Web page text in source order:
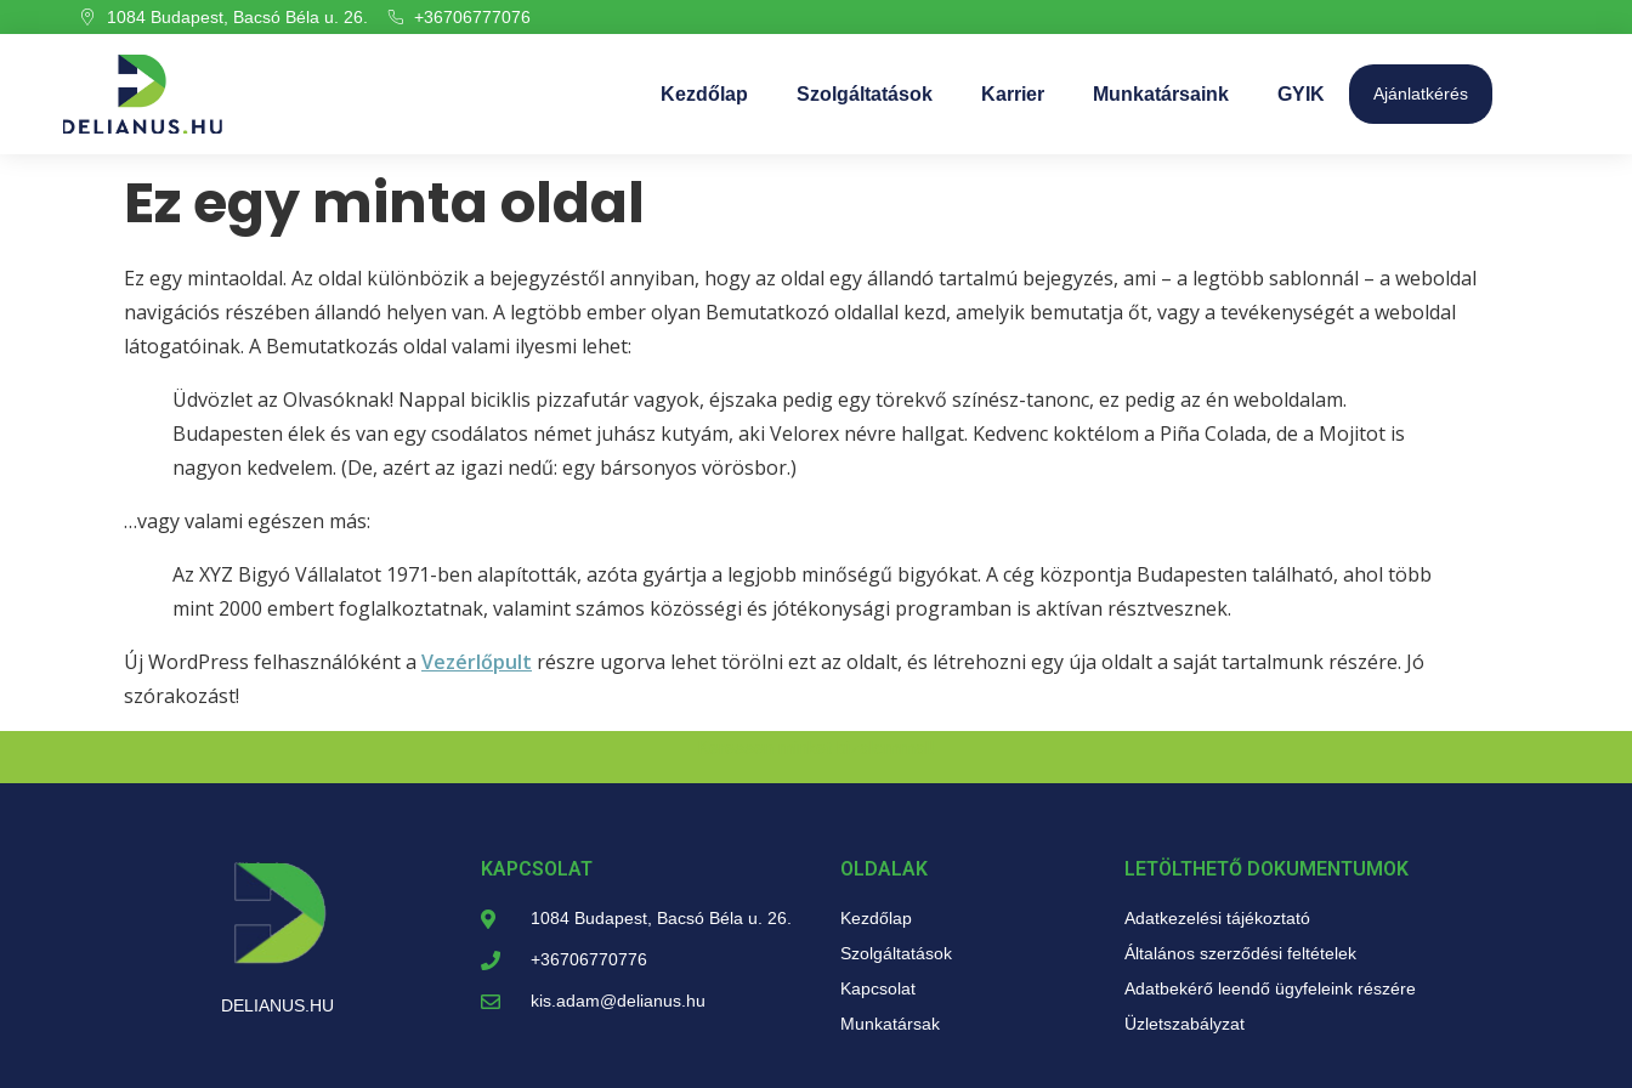
1084 Budapest, Bacsó Béla u. 26. +36706777076
Kezdőlap Szolgáltatások Karrier Munkatársaink GYIK Ajánlatkérés
Ez egy minta oldal
Ez egy mintaoldal. Az oldal különbözik a bejegyzéstől annyiban, hogy az oldal egy állandó tartalmú bejegyzés, ami – a legtöbb sablonnál – a weboldal
navigációs részében állandó helyen van. A legtöbb ember olyan Bemutatkozó oldallal kezd, amelyik bemutatja őt, vagy a tevékenységét a weboldal
látogatóinak. A Bemutatkozás oldal valami ilyesmi lehet:
Üdvözlet az Olvasóknak! Nappal biciklis pizzafutár vagyok, éjszaka pedig egy törekvő színész-tanonc, ez pedig az én weboldalam.
Budapesten élek és van egy csodálatos német juhász kutyám, aki Velorex névre hallgat. Kedvenc koktélom a Piña Colada, de a Mojitot is
nagyon kedvelem. (De, azért az igazi nedű: egy bársonyos vörösbor.)
…vagy valami egészen más:
Az XYZ Bigyó Vállalatot 1971-ben alapították, azóta gyártja a legjobb minőségű bigyókat. A cég központja Budapesten található, ahol több
mint 2000 embert foglalkoztatnak, valamint számos közösségi és jótékonysági programban is aktívan résztvesznek.
Új WordPress felhasználóként a Vezérlőpult részre ugorva lehet törölni ezt az oldalt, és létrehozni egy úja oldalt a saját tartalmunk részére. Jó
szórakozást!
DELIANUS.HU
KAPCSOLAT
1084 Budapest, Bacsó Béla u. 26.
+36706770776
kis.adam@delianus.hu
OLDALAK
Kezdőlap
Szolgáltatások
Kapcsolat
Munkatársak
LETÖLTHETŐ DOKUMENTUMOK
Adatkezelési tájékoztató
Általános szerződési feltételek
Adatbekérő leendő ügyfeleink részére
Üzletszabályzat